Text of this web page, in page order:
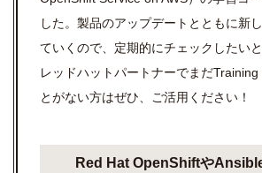
した。製品のアップデートとともに新
ていくので、定期的にチェックしたいと
レッドハットパートナーでまだTraining
とがない方はぜひ、ご活用ください！
Red Hat OpenShiftや